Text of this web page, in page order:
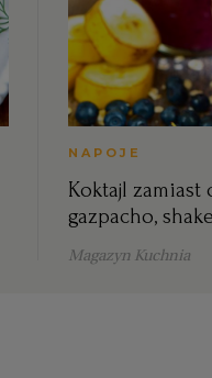
NAPOJE
Koktajl zamiast
gazpacho,
Magazyn Kuchnia